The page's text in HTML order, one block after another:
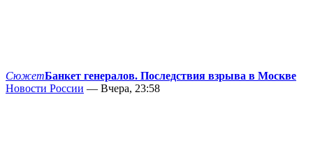
СюжетБанкет генералов. Последствия взрыва в Москве
Новости России — Вчера, 23:58